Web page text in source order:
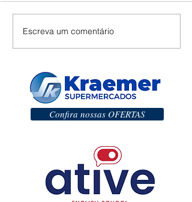
Escreva um comentário
Confira nossas OFERTAS